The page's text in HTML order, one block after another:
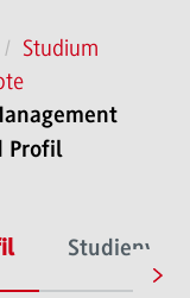
Studium
Profil